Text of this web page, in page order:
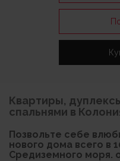
Квартиры,
спальнями в
Позвольте себе
нового дома всего в
Средиземного моря.